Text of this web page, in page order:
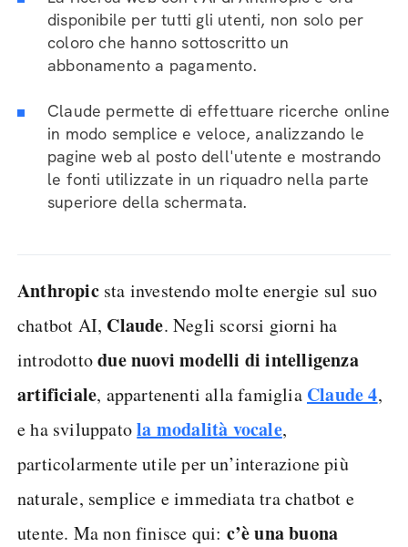
disponibile per tutti gli utenti, non solo per
coloro che hanno sottoscritto un
abbonamento a pagamento.
Claude permette di effettuare ricerche online
in modo semplice e veloce, analizzando le
pagine web al posto dell'utente e mostrando
le fonti utilizzate in un riquadro nella parte
superiore della schermata.
Anthropicsta investendo molte energie sul suo
chatbot AI, Claude. Negli scorsi giorni ha
introdottodue nuovi modelli di intelligenza
artificiale, appartenenti alla famiglia Claude 4,
e ha sviluppatola modalità vocale,
particolarmente utile per un’interazione più
naturale, semplice e immediata tra chatbot e
utente. Ma non finisce qui: c’è una buona